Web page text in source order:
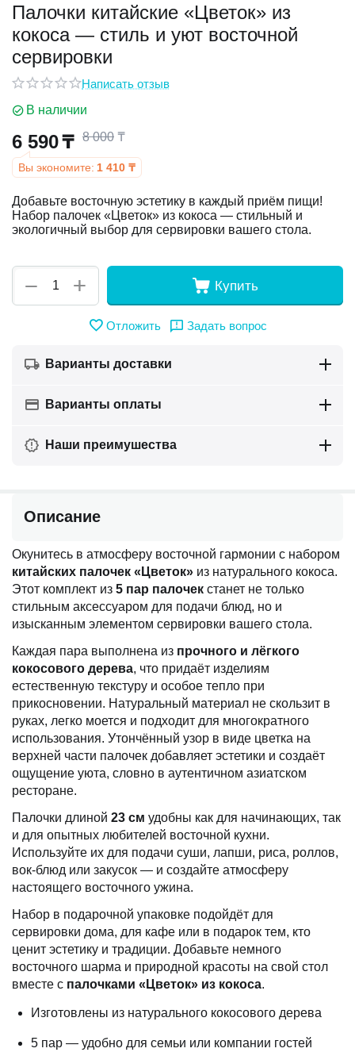
Палочки китайские «Цветок» из
кокоса — стиль и уют восточной
сервировки
Написать отзыв
В наличии
6 590₸ 8 000 ₸
Вы экономите: 1 410 ₸
Добавьте восточную эстетику в каждый приём пищи!
Набор палочек «Цветок» из кокоса — стильный и
экологичный выбор для сервировки вашего стола.
+
− Купить
Отложить Задать вопрос
Варианты доставки
Варианты оплаты
Наши преимушества
Описание
Окунитесь в атмосферу восточной гармонии с набором
китайских палочек «Цветок» из натурального кокоса.
Этот комплект из 5 пар палочек станет не только
стильным аксессуаром для подачи блюд, но и
изысканным элементом сервировки вашего стола.
Каждая пара выполнена из прочного и лёгкого
кокосового дерева, что придаёт изделиям
естественную текстуру и особое тепло при
прикосновении. Натуральный материал не скользит в
руках, легко моется и подходит для многократного
использования. Утончённый узор в виде цветка на
верхней части палочек добавляет эстетики и создаёт
ощущение уюта, словно в аутентичном азиатском
ресторане.
Палочки длиной 23 см удобны как для начинающих, так
и для опытных любителей восточной кухни.
Используйте их для подачи суши, лапши, риса, роллов,
вок-блюд или закусок — и создайте атмосферу
настоящего восточного ужина.
Набор в подарочной упаковке подойдёт для
сервировки дома, для кафе или в подарок тем, кто
ценит эстетику и традиции. Добавьте немного
восточного шарма и природной красоты на свой стол
вместе с палочками «Цветок» из кокоса.
Изготовлены из натурального кокосового дерева
5 пар — удобно для семьи или компании гостей